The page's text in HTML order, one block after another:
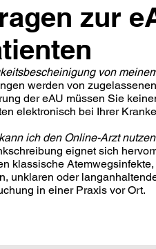
zur
von
werden von
der eAU müssen Sie
elektronisch bei Ihrer
ich den Online-Arzt
eignet sich
klassische
unklaren oder
in einer Praxis vor Ort.